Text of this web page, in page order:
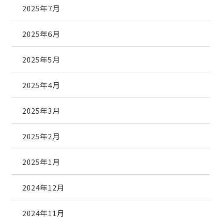
2025年7月
2025年6月
2025年5月
2025年4月
2025年3月
2025年2月
2025年1月
2024年12月
2024年11月